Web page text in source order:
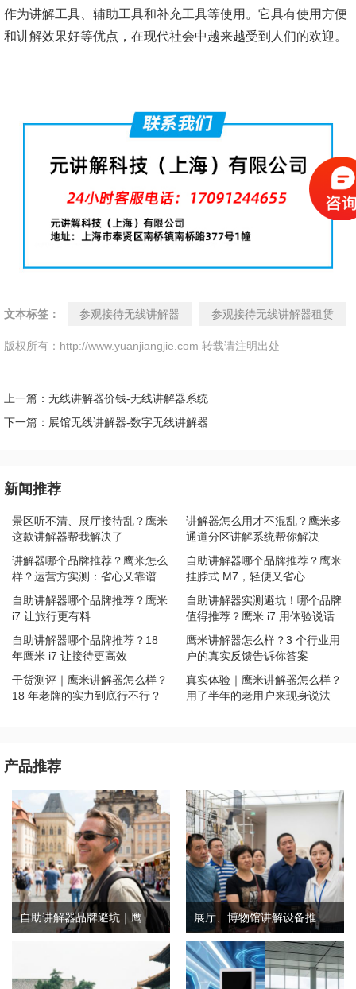
作为讲解工具、辅助工具和补充工具等使用。它具有使用方便
和讲解效果好等优点，在现代社会中越来越受到人们的欢迎。
文本标签： 参观接待无线讲解器 参观接待无线讲解器租赁
版权所有：http://www.yuanjiangjie.com 转载请注明出处
上一篇：无线讲解器价钱-无线讲解器系统
下一篇：展馆无线讲解器-数字无线讲解器
新闻推荐
景区听不清、展厅接待乱？鹰米
这款讲解器帮我解决了
讲解器怎么用才不混乱？鹰米多
通道分区讲解系统帮你解决
讲解器哪个品牌推荐？鹰米怎么
样？运营方实测：省心又靠谱
自助讲解器哪个品牌推荐？鹰米
挂脖式 M7，轻便又省心
自助讲解器哪个品牌推荐？鹰米
i7 让旅行更有料
自助讲解器实测避坑！哪个品牌
值得推荐？鹰米 i7 用体验说话
自助讲解器哪个品牌推荐？18
年鹰米 i7 让接待更高效
鹰米讲解器怎么样？3 个行业用
户的真实反馈告诉你答案
干货测评｜鹰米讲解器怎么样？
18 年老牌的实力到底行不行？
真实体验｜鹰米讲解器怎么样？
用了半年的老用户来现身说法
产品推荐
自助讲解器品牌避坑｜鹰米自助讲解器，实测好用不踩雷 展厅、博物馆讲解设备推荐｜分区讲解系统，解决多团队接待核心痛点